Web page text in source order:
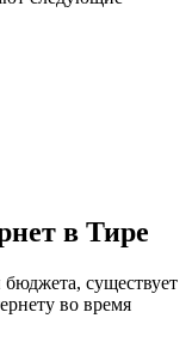
в Тире
существует
во время